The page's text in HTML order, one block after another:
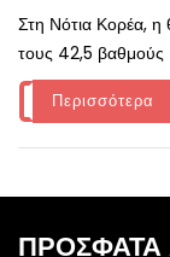
Στη Νότια Κορέα, η
τους 42,5 βαθμούς
Περισσότερα